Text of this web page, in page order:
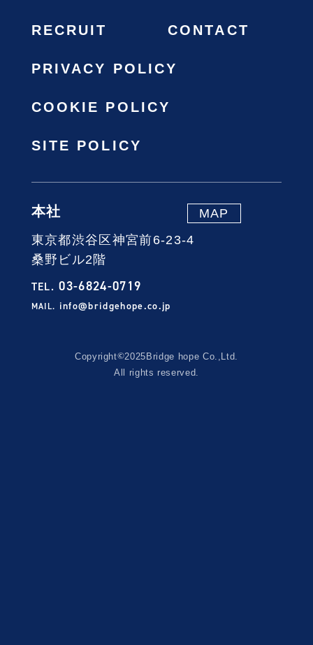
RECRUIT CONTACT
PRIVACY POLICY
COOKIE POLICY
SITE POLICY
本社
東京都渋谷区神宮前6-23-4
桑野ビル2階
MAP
TEL. 03-6824-0719
MAIL. info@bridgehope.co.jp
Copyright©2025 Bridge hope Co.,Ltd.
All rights reserved.